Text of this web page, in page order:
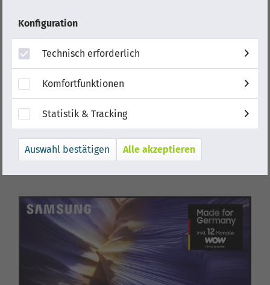
Konfiguration
Technisch erforderlich
Komfortfunktionen
Statistik & Tracking
Alle akzeptieren